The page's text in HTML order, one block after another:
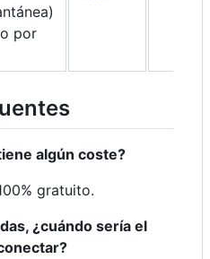
por
algún coste?
gratuito.
¿cuándo sería el